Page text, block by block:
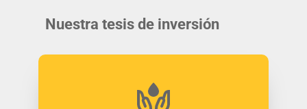
Nuestra tesis de inversión